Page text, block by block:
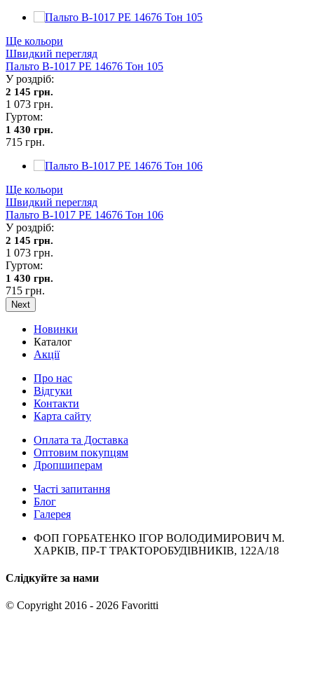
Ще кольори
Швидкий перегляд
Пальто В-1017 PE 14676 Тон 105
У роздріб:
2 145 грн.
1 073 грн.
Гуртом:
1 430 грн.
715 грн.
Ще кольори
Швидкий перегляд
Пальто В-1017 PE 14676 Тон 106
У роздріб:
2 145 грн.
1 073 грн.
Гуртом:
1 430 грн.
715 грн.
Next
Новинки
Каталог
Акції
Про нас
Відгуки
Контакти
Карта сайту
Оплата та Доставка
Оптовим покупцям
Дропшиперам
Часті запитання
Блог
Галерея
ФОП ГОРБАТЕНКО ІГОР ВОЛОДИМИРОВИЧ М.
ХАРКІВ, ПР-Т ТРАКТОРОБУДІВНИКІВ, 122А/18
Слідкуйте за нами
© Copyright 2016 - 2026 Favoritti